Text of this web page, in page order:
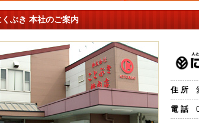
くぶき 本社のご案内
住 所
電 話